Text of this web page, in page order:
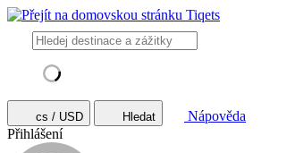
cs / USD Hledat
Nápověda
Přihlášení